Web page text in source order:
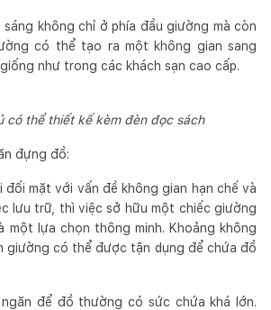
không chỉ ở phía đầu giường mà còn
có thể tạo ra một không gian sang
như trong các khách sạn cao cấp.
có thể thiết kế kèm đèn đọc sách
đựng đồ:
đối mặt với vấn đề không gian hạn chế và
lưu trữ, thì việc sở hữu một chiếc giường
một lựa chọn thông minh. Khoảng không
giường có thể được tận dụng để chứa đồ
để đồ thường có sức chứa khá lớn.